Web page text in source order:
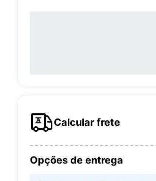
Calcular frete
Opções de entrega